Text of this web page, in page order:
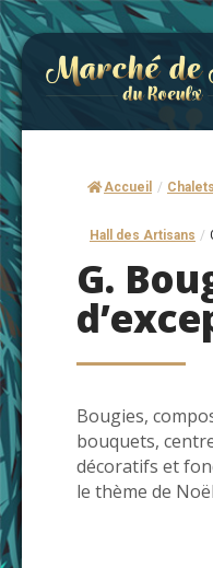
Accueil /
Hall des Artisans /
G.
Bougies,
bouquets,
décoratifs et
le thème de